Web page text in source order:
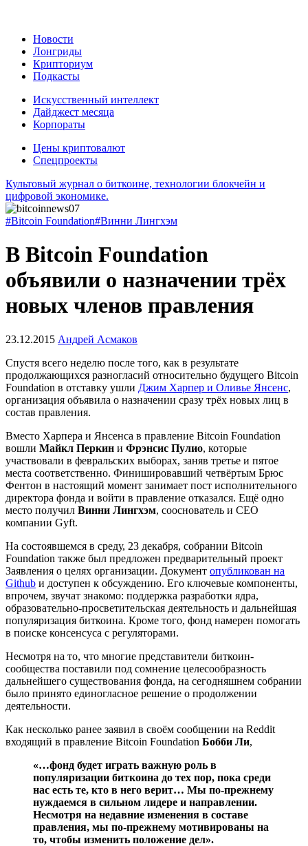
Новости
Лонгриды
Крипториум
Подкасты
Искусственный интеллект
Дайджест месяца
Корпораты
Цены криптовалют
Спецпроекты
Культовый журнал о биткоине, технологии блокчейн и
цифровой экономике.
#Bitcoin Foundation#Винни Лингхэм
В Bitcoin Foundation
объявили о назначении трёх
новых членов правления
23.12.2015 Андрей Асмаков
Спустя всего неделю после того, как в результате
продолжающихся разногласий относительно будущего Bitcoin
Foundation в отставку ушли Джим Харпер и Оливье Янсенс,
организация объявила о назначении сразу трёх новых лиц в
состав правления.
Вместо Харпера и Янсенса в правление Bitcoin Foundation
вошли Майкл Перкин и Фрэнсис Пулио, которые
участвовали в февральских выборах, заняв третье и пятое
места соответственно. Финишировавший четвёртым Брюс
Фентон в настоящий момент занимает пост исполнительного
директора фонда и войти в правление отказался. Ещё одно
место получил Винни Лингхэм, сооснователь и CEO
компании Gyft.
На состоявшемся в среду, 23 декабря, собрании Bitcoin
Foundation также был предложен предварительный проект
Заявления о целях организации. Документ опубликован на
Github и доступен к обсуждению. Его ключевые компоненты,
впрочем, звучат знакомо: поддержка разработки ядра,
образовательно-просветительская деятельность и дальнейшая
популяризация биткоина. Кроме того, фонд намерен помогать
в поиске консенсуса с регуляторами.
Несмотря на то, что многие представители биткоин-
сообщества поставили под сомнение целесообразность
дальнейшего существования фонда, на сегодняшнем собрании
было принято единогласное решение о продолжении
деятельности.
Как несколько ранее заявил в своём сообщении на Reddit
входящий в правление Bitcoin Foundation Бобби Ли,
«…фонд будет играть важную роль в
популяризации биткоина до тех пор, пока среди
нас есть те, кто в него верит… Мы по-прежнему
нуждаемся в сильном лидере и направлении.
Несмотря на недавние изменения в составе
правления, мы по-прежнему мотивированы на
то, чтобы изменить положение дел».